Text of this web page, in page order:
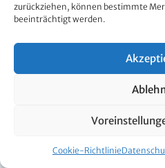
zurückziehen, können bestimmte
beeinträchtigt werden.
Cookie-Richtlinie